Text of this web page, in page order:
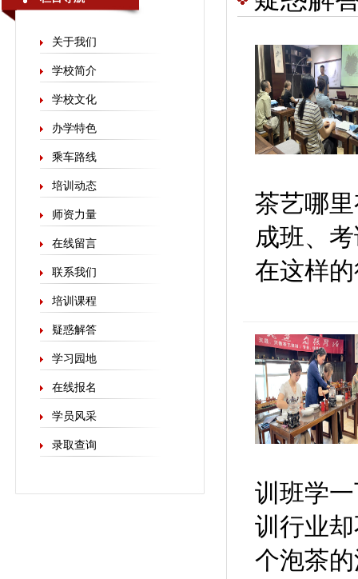
关于我们
学校简介
学校文化
办学特色
乘车路线
培训动态
师资力量
在线留言
联系我们
培训课程
疑惑解答
学习园地
在线报名
学员风采
录取查询
茶艺哪
成班、
在这样
训班学
训行业
个泡茶